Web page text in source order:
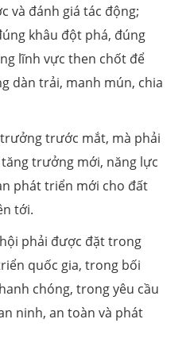
và đánh giá tác động;
khâu đột phá, đúng
lĩnh vực then chốt để
dàn trải, manh mún, chia
trước mắt, mà phải
trưởng mới, năng lực
phát triển mới cho đất
tới.
phải được đặt trong
quốc gia, trong bối
chóng, trong yêu cầu
ninh, an toàn và phát